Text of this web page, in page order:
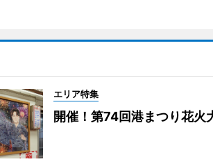
エリア特集
開催！第74回港まつり花火